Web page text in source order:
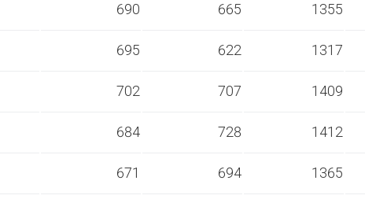
690 665 1355
695 622 1317
702 707 1409
684 728 1412
671 694 1365